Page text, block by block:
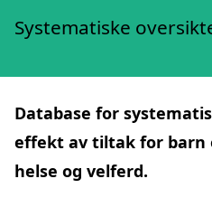
Systematiske
Database for
effekt av tiltak for barn
helse og velferd.